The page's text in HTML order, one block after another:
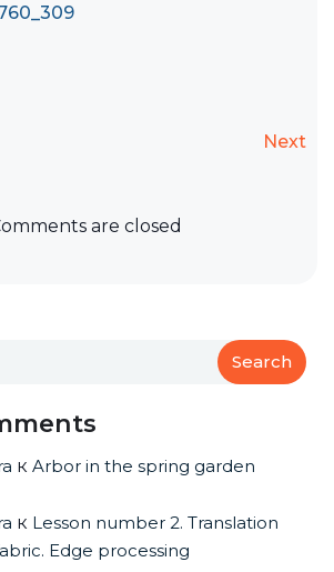
Next
are closed
Search
к Arbor in the spring garden
к Lesson number 2. Translation
Edge processing